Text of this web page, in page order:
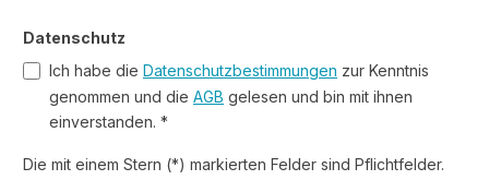
Datenschutz
Ich habe die Datenschutzbestimmungen zur Kenntnis
genommen und die AGB gelesen und bin mit ihnen
einverstanden. *
Die mit einem Stern (*) markierten Felder sind Pflichtfelder.